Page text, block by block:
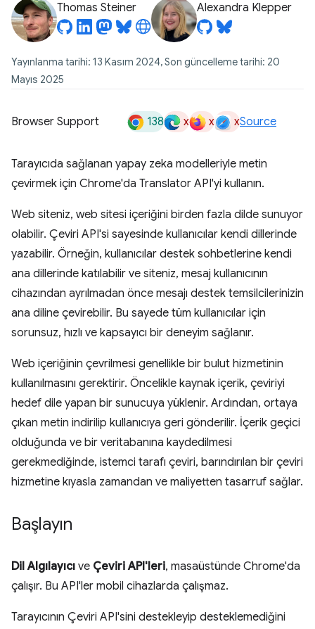
Thomas Steiner Alexandra Klepper
Yayınlanma tarihi: 13 Kasım 2024, Son güncelleme tarihi: 20
Mayıs 2025
Browser Support 138 x x xSource
Tarayıcıda sağlanan yapay zeka modelleriyle metin
çevirmek için Chrome'da Translator API'yi kullanın.
Web siteniz, web sitesi içeriğini birden fazla dilde sunuyor
olabilir. Çeviri API'si sayesinde kullanıcılar kendi dillerinde
yazabilir. Örneğin, kullanıcılar destek sohbetlerine kendi
ana dillerinde katılabilir ve siteniz, mesaj kullanıcının
cihazından ayrılmadan önce mesajı destek temsilcilerinizin
ana diline çevirebilir. Bu sayede tüm kullanıcılar için
sorunsuz, hızlı ve kapsayıcı bir deneyim sağlanır.
Web içeriğinin çevrilmesi genellikle bir bulut hizmetinin
kullanılmasını gerektirir. Öncelikle kaynak içerik, çeviriyi
hedef dile yapan bir sunucuya yüklenir. Ardından, ortaya
çıkan metin indirilip kullanıcıya geri gönderilir. İçerik geçici
olduğunda ve bir veritabanına kaydedilmesi
gerekmediğinde, istemci tarafı çeviri, barındırılan bir çeviri
hizmetine kıyasla zamandan ve maliyetten tasarruf sağlar.
Başlayın
Dil Algılayıcı ve Çeviri API'leri, masaüstünde Chrome'da
çalışır. Bu API'ler mobil cihazlarda çalışmaz.
Tarayıcının Çeviri API'sini destekleyip desteklemediğini